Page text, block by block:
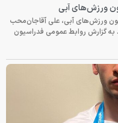
ورزش‌های آبی
ورزش‌های آبی، علی آقاجان‌محب
گزارش روابط عمومی فدراسیون